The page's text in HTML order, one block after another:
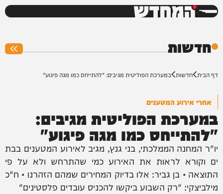
המחדש
חדשות
דף הבית חדשות במערכת הפוליטית מגיבים: "להתייחס כמו מגה פיגוע"
אחרי אירוע המטענים
במערכת הפוליטית מגיבים:
"להתייחס כמו מגה פיגוע"
יו"ר המחנה הממלכתי, בני גנץ, מגיב לאירוע המטענים בבת
ים וקורא לראות את האירוע כמי שהתרחש ולא על פי
התוצאה • בן גביר: אלו בדיוק המחירים שמהם הזהרנו • ח"כ
מילביצקי: "רק השבוע ביקשו להכניס עובדים פלסטינים"